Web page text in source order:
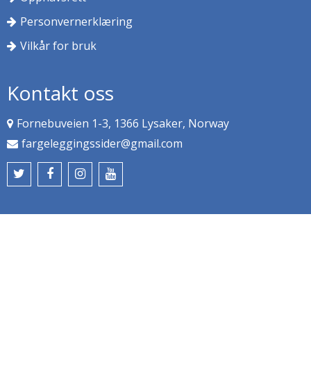
Personvernerklæring
Vilkår for bruk
Kontakt oss
Fornebuveien 1-3, 1366 Lysaker, Norway
fargeleggingssider@gmail.com